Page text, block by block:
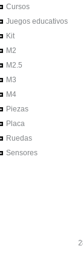
Cursos
Juegos educativos
Kit
M2
M2.5
M3
M4
Piezas
Placa
Ruedas
Sensores